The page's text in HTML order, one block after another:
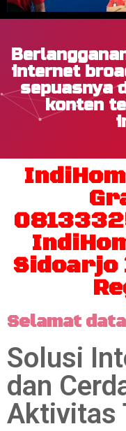
internet
sepuasnya
konten
Sidoarjo
Selamat
Solusi
dan
Aktivitas